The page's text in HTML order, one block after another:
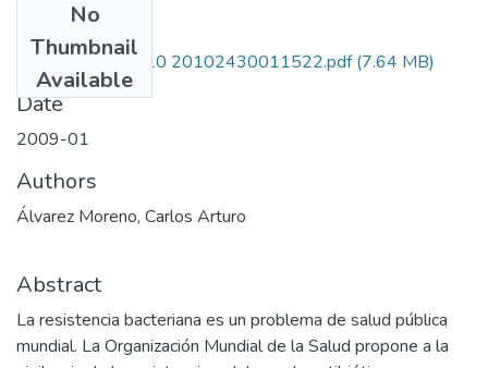
No
Thumbnail
Available
110134319310 20102430011522.pdf(7.64 MB)
Date
2009-01
Authors
Álvarez Moreno, Carlos Arturo
Abstract
La resistencia bacteriana es un problema de salud pública
mundial. La Organización Mundial de la Salud propone a la